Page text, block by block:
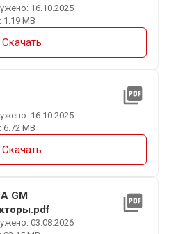
16.10.2025
1.19 MB
Скачать
picture_as_pdf
16.10.2025
6.72 MB
Скачать
GM
picture_as_pdf
03.08.2026